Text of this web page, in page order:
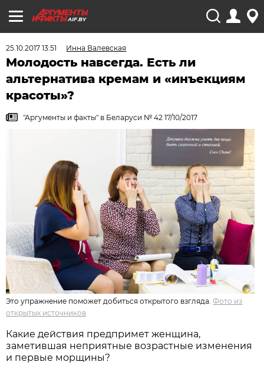
AIF.BY
25.10.2017 13:51 Инна Валевская
Молодость навсегда. Есть ли
альтернатива кремам и «инъекциям
красоты»?
"Аргументы и факты" в Беларуси № 42 17/10/2017
Это упражнение поможет добиться открытого взгляда.Фото из
открытых источников
Какие действия предпримет женщина,
заметившая неприятные возрастные изменения
и первые морщины?